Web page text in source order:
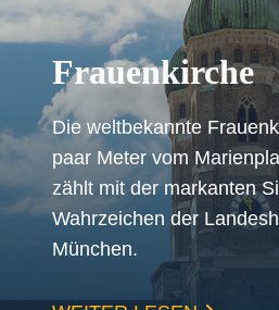
Frauenkirche
Die weltbekannte
paar Meter vom
zählt mit der markanten
Wahrzeichen der
München.